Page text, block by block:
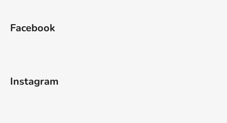
Facebook
Instagram